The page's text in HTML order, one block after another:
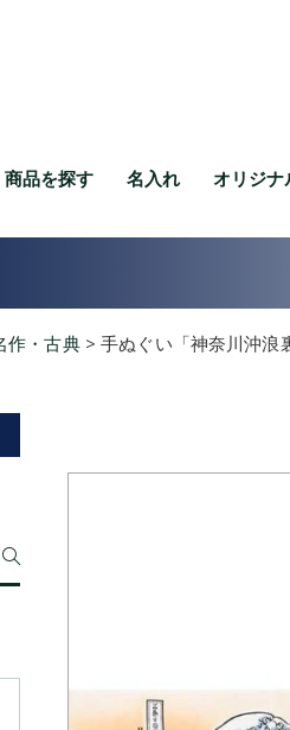
商品を探す 名入れ オリジナ
作・古典>手ぬぐい「神奈川沖浪